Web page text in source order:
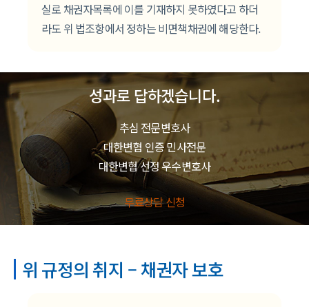
실로 채권자목록에 이를 기재하지 못하였다고 하더
라도 위 법조항에서 정하는 비면책채권에 해당한다.
성과로 답하겠습니다.
추심 전문변호사
대한변협 인증 민사전문
대한변협 선정 우수변호사
무료상담 신청
위 규정의 취지 – 채권자 보호